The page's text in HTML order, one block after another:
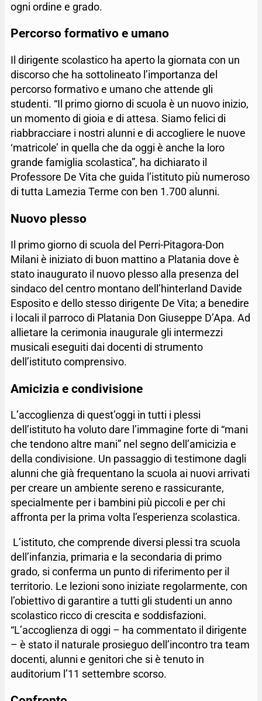
ogni ordine e grado.
Percorso formativo e umano
Il dirigente scolastico ha aperto la giornata con un
discorso che ha sottolineato l’importanza del
percorso formativo e umano che attende gli
studenti. “Il primo giorno di scuola è un nuovo inizio,
un momento di gioia e di attesa. Siamo felici di
riabbracciare i nostri alunni e di accogliere le nuove
‘matricole’ in quella che da oggi è anche la loro
grande famiglia scolastica”, ha dichiarato il
Professore De Vita che guida l’istituto più numeroso
di tutta Lamezia Terme con ben 1.700 alunni.
Nuovo plesso
Il primo giorno di scuola del Perri-Pitagora-Don
Milani è iniziato di buon mattino a Platania dove è
stato inaugurato il nuovo plesso alla presenza del
sindaco del centro montano dell’hinterland Davide
Esposito e dello stesso dirigente De Vita; a benedire
i locali il parroco di Platania Don Giuseppe D’Apa. Ad
allietare la cerimonia inaugurale gli intermezzi
musicali eseguiti dai docenti di strumento
dell’istituto comprensivo.
Amicizia e condivisione
L’accoglienza di quest’oggi in tutti i plessi
dell’istituto ha voluto dare l’immagine forte di “mani
che tendono altre mani” nel segno dell’amicizia e
della condivisione. Un passaggio di testimone dagli
alunni che già frequentano la scuola ai nuovi arrivati
per creare un ambiente sereno e rassicurante,
specialmente per i bambini più piccoli e per chi
affronta per la prima volta l’esperienza scolastica.
L’istituto, che comprende diversi plessi tra scuola
dell’infanzia, primaria e la secondaria di primo
grado, si conferma un punto di riferimento per il
territorio. Le lezioni sono iniziate regolarmente, con
l’obiettivo di garantire a tutti gli studenti un anno
scolastico ricco di crescita e soddisfazioni.
“L’accoglienza di oggi – ha commentato il dirigente
– è stato il naturale prosieguo dell’incontro tra team
docenti, alunni e genitori che si è tenuto in
auditorium l’11 settembre scorso.